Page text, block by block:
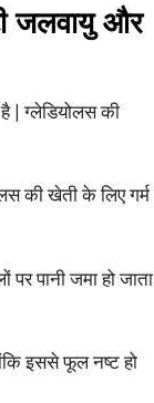
जलवायु और
| ग्लेडियोलस की
की खेती के लिए गर्म
पानी जमा हो जाता
इससे फूल नष्ट हो